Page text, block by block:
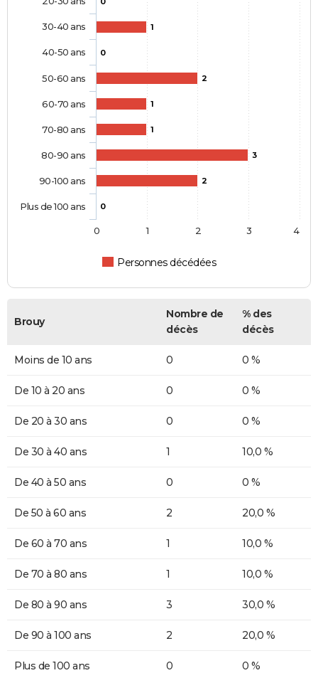
1
0
2
1
1
3
2
0
Personnes décédées
30-40 ans
40-50 ans
50-60 ans
60-70 ans
70-80 ans
80-90 ans
90-100 ans
Plus de 100 ans
0 1 2 3 4
Brouy
Nombre de
décès
% des
décès
Moins de 10 ans 0 0 %
De 10 à 20 ans 0 0 %
De 20 à 30 ans 0 0 %
De 30 à 40 ans 1 10,0 %
De 40 à 50 ans 0 0 %
De 50 à 60 ans 2 20,0 %
De 60 à 70 ans 1 10,0 %
De 70 à 80 ans 1 10,0 %
De 80 à 90 ans 3 30,0 %
De 90 à 100 ans 2 20,0 %
Plus de 100 ans 0 0 %